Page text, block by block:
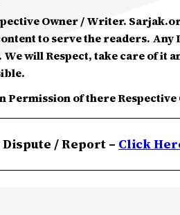
Owner / Writer.
to serve the readers. Any
will Respect, take care of it
of there Respective
/ Report – Click